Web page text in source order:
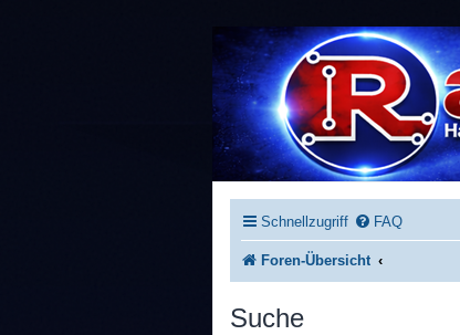
Schnellzugriff FAQ
Foren-Übersicht
Suche